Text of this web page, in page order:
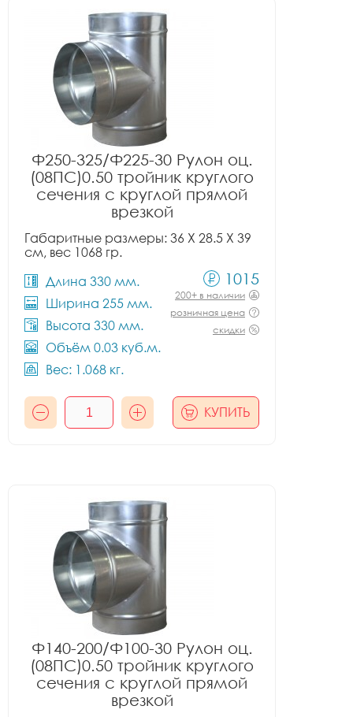
Ф250-325/Ф225-30 Рулон оц.
(08ПС)0.50 тройник круглого
сечения с круглой прямой
врезкой
Габаритные размеры: 36 X 28.5 X 39
см, вес 1068 гр.
Длина 330 мм.
Ширина 255 мм.
Высота 330 мм.
Объём 0.03 куб.м.
Вес: 1.068 кг.
1015
200+ в наличии
розничная цена
скидки
КУПИТЬ
Ф140-200/Ф100-30 Рулон оц.
(08ПС)0.50 тройник круглого
сечения с круглой прямой
врезкой